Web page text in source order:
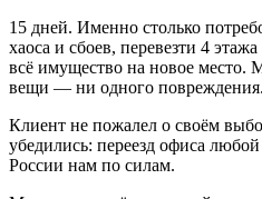
15 дней. Именно столько
хаоса и сбоев, перевезти 4
всё имущество на новое место.
вещи — ни одного повреждения.
Клиент не пожалел о своём
убедились: переезд офиса
России нам по силам.